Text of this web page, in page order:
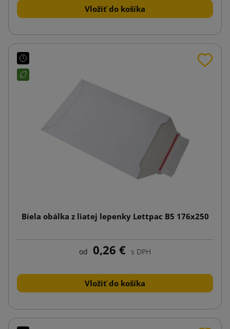
Vložiť do košíka
Biela obálka z liatej lepenky Lettpac B5 176x250
od 0,26 € s DPH
Vložiť do košíka